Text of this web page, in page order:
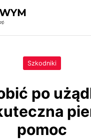
Szkodniki
po
pomoc